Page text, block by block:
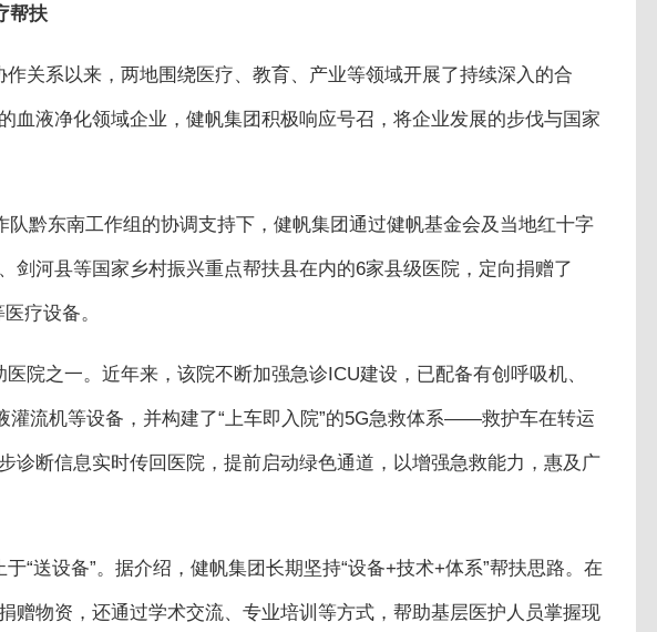
帮扶
作关系以来，两地围绕医疗、教育、产业等领域开展了持续深入的合
血液净化领域企业，健帆集团积极响应号召，将企业发展的步伐与国家
队黔东南工作组的协调支持下，健帆集团通过健帆基金会及当地红十字
剑河县等国家乡村振兴重点帮扶县在内的6家县级医院，定向捐赠了
疗设备。
院之一。近年来，该院不断加强急诊ICU建设，已配备有创呼吸机、
灌流机等设备，并构建了“上车即入院”的5G急救体系——救护车在转运
诊断信息实时传回医院，提前启动绿色通道，以增强急救能力，惠及广
“送设备”。据介绍，健帆集团长期坚持“设备+技术+体系”帮扶思路。在
赠物资，还通过学术交流、专业培训等方式，帮助基层医护人员掌握现